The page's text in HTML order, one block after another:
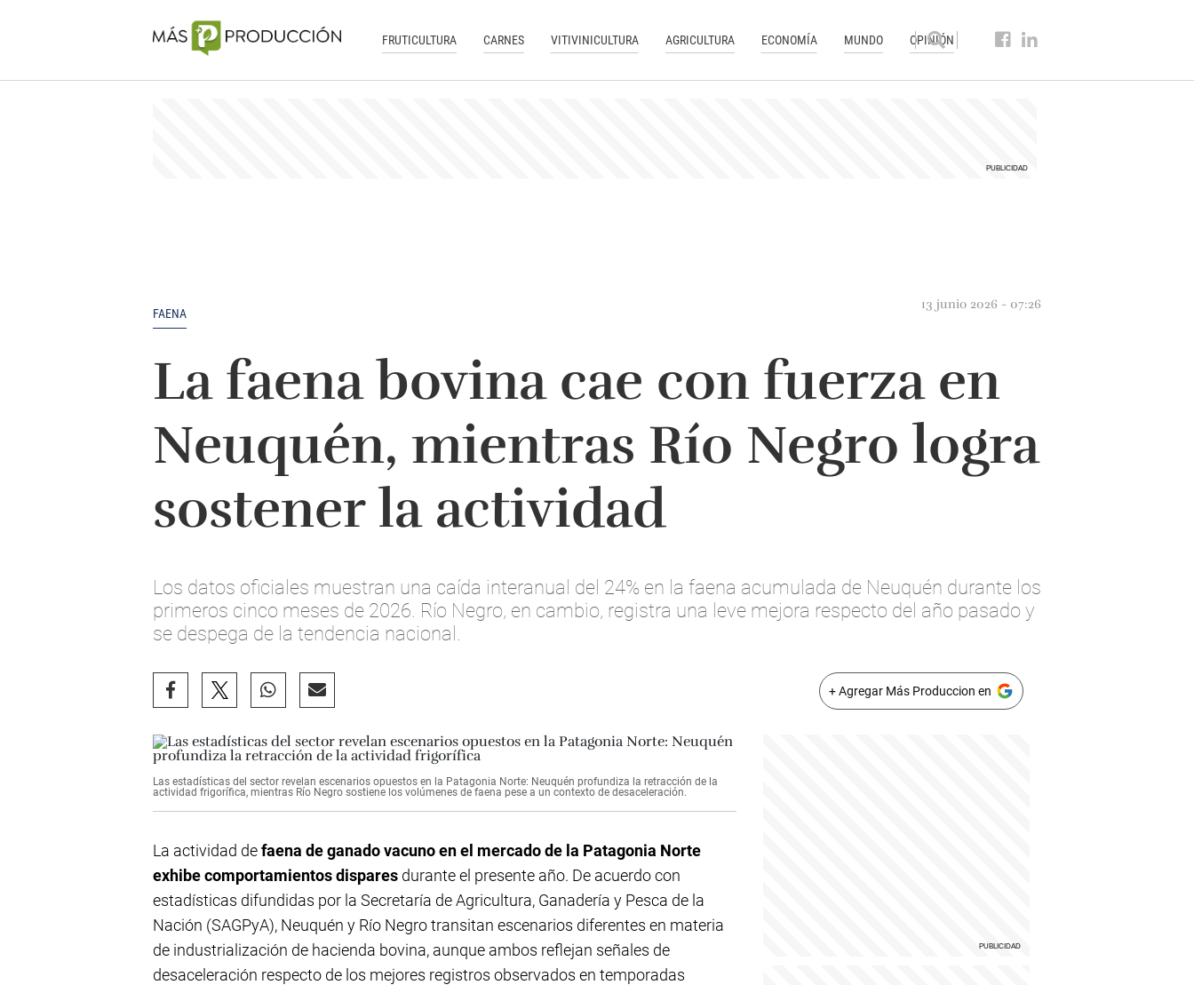
FRUTICULTURA CARNES VITIVINICULTURA AGRICULTURA ECONOMÍA MUNDO OPINIÓN
FAENA
13 junio 2026 - 07:26
La faena bovina cae con fuerza en
Neuquén, mientras Río Negro logra
sostener la actividad
Los datos oficiales muestran una caída interanual del 24% en la faena acumulada de Neuquén durante los
primeros cinco meses de 2026. Río Negro, en cambio, registra una leve mejora respecto del año pasado y
se despega de la tendencia nacional.
+ Agregar Más Produccion en
Las estadísticas del sector revelan escenarios opuestos en la Patagonia Norte: Neuquén profundiza la retracción de la
actividad frigorífica, mientras Río Negro sostiene los volúmenes de faena pese a un contexto de desaceleración.
La actividad defaena de ganado vacuno en el mercado de la Patagonia Norte
exhibe comportamientos dispares durante el presente año. De acuerdo con
estadísticas difundidas por la Secretaría de Agricultura, Ganadería y Pesca de la
Nación (SAGPyA), Neuquén y Río Negro transitan escenarios diferentes en materia
de industrialización de hacienda bovina, aunque ambos reflejan señales de
desaceleración respecto de los mejores registros observados en temporadas